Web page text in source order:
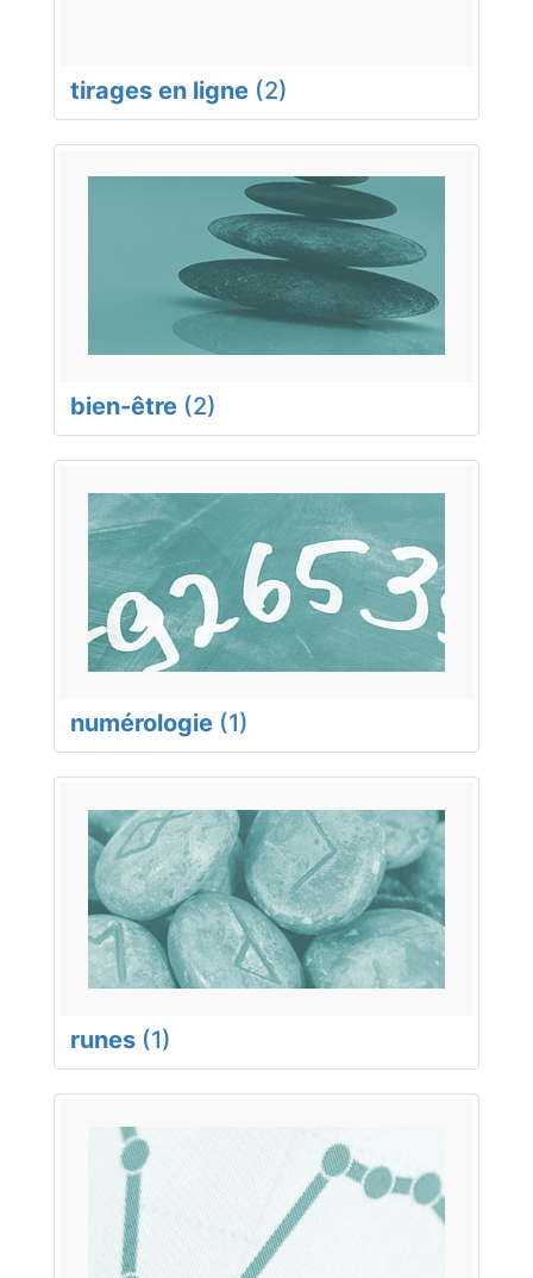
tirages en ligne (2)
bien-être (2)
numérologie (1)
runes (1)